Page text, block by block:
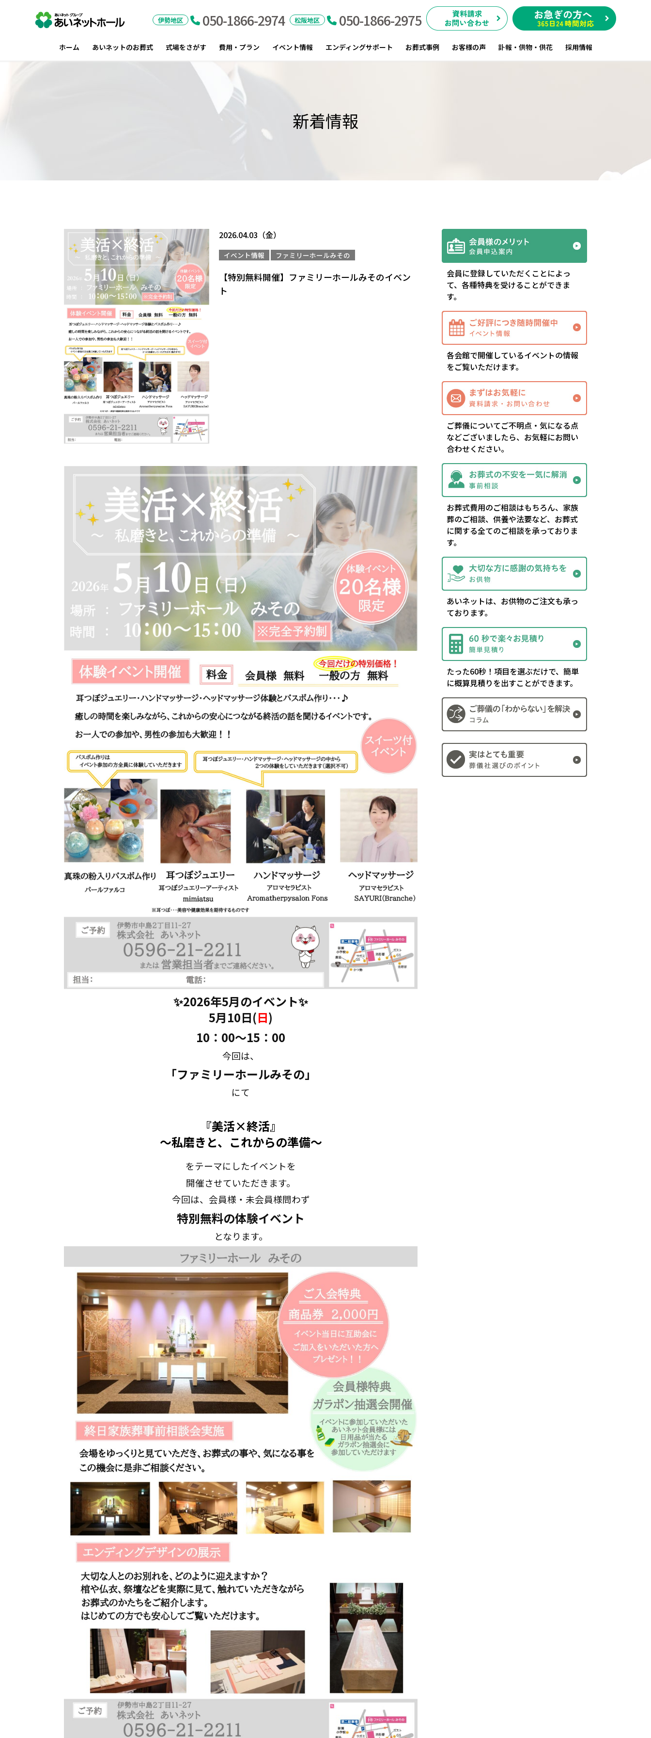
あいネットホール｜伊勢市・松阪市のお葬式
伊勢地区 050-1866-2974 松阪地区 050-1866-2975
ホーム あいネットのお葬式 式場をさがす 費用・プラン イベント情報 エンディングサポート お葬式事例 お客様の声 訃報・供物・供花 採用情報
新着情報
2026.04.03（金）
イベント情報 ファミリーホールみその
【特別無料開催】ファミリーホールみそのイベン
ト
✨2026年5月のイベント✨
5月10日(日)
10：00～15：00
今回は、
「ファミリーホールみその」
にて
『美活×終活』
～私磨きと、これからの準備～
をテーマにしたイベントを
開催させていただきます。
今回は、会員様・未会員様問わず
特別無料の体験イベント
となります。
会員に登録していただくことによっ
て、各種特典を受けることができま
す。
各会館で開催しているイベントの情報
をご覧いただけます。
ご葬儀についてご不明点・気になる点
などございましたら、お気軽にお問い
合わせください。
お葬式費用のご相談はもちろん、家族
葬のご相談、供養や法要など、お葬式
に関する全てのご相談を承っておりま
す。
あいネットは、お供物のご注文も承っ
ております。
たった60秒！項目を選ぶだけで、簡単
に概算見積りを出すことができます。